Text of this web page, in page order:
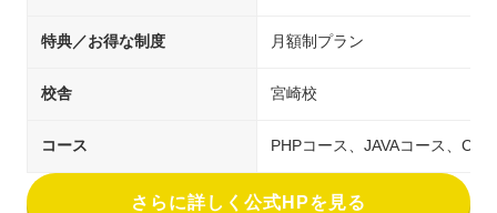
特典／お得な制度 月額制プラン
校舎 宮崎校
コース PHPコース、JAVAコース、C
さらに詳しく公式HPを見る